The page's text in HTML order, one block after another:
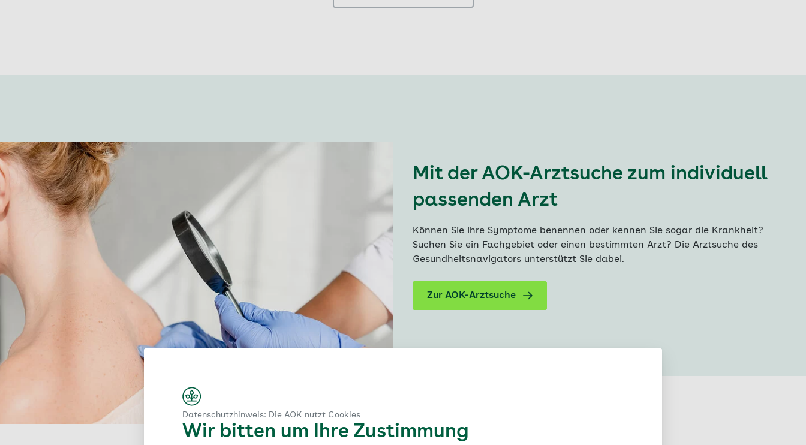
Datenschutzhinweis: Die AOK nutzt Cookies
Wir bitten um Ihre Zustimmung
© iStock / LightFieldStudios
Mit der AOK-Arztsuche zum individuell
passenden Arzt
Können Sie Ihre Symptome benennen oder kennen Sie sogar die Krankheit?
Suchen Sie ein Fachgebiet oder einen bestimmten Arzt? Die Arztsuche des
Gesundheitsnavigators unterstützt Sie dabei.
Zur AOK-Arztsuche